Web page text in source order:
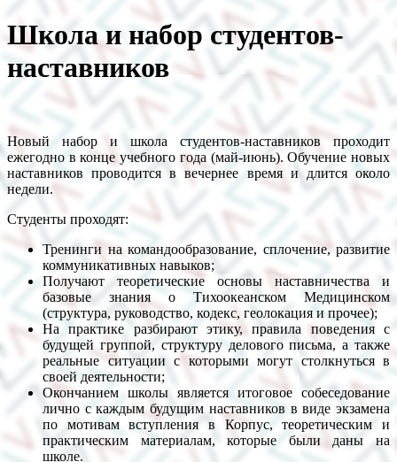
Школа и набор студентов-
наставников
Новый набор и школа студентов-наставников проходит
ежегодно в конце учебного года (май-июнь). Обучение новых
наставников проводится в вечернее время и длится около
недели.
Студенты проходят:
Тренинги на командообразование, сплочение, развитие
коммуникативных навыков;
Получают теоретические основы наставничества и
базовые знания о Тихоокеанском Медицинском
(структура, руководство, кодекс, геолокация и прочее);
На практике разбирают этику, правила поведения с
будущей группой, структуру делового письма, а также
реальные ситуации с которыми могут столкнуться в
своей деятельности;
Окончанием школы является итоговое собеседование
лично с каждым будущим наставников в виде экзамена
по мотивам вступления в Корпус, теоретическим и
практическим материалам, которые были даны на
школе.